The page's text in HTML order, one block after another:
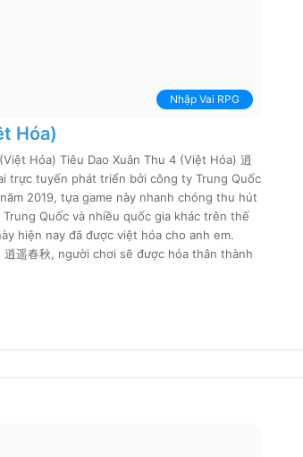
Nhập Vai RPG
Hóa)
Hóa) Tiêu Dao Xuân Thu 4 (Việt Hóa) 逍
trực tuyến phát triển bởi công ty Trung Quốc
2019, tựa game này nhanh chóng thu hút
Quốc và nhiều quốc gia khác trên thế
hiện nay đã được việt hóa cho anh em.
遥春秋, người chơi sẽ được hóa thân thành